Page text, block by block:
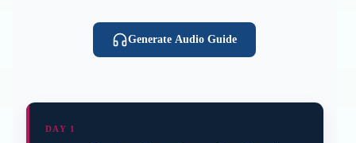
Generate Audio Guide
DAY 1